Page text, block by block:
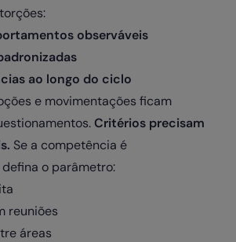
observáveis
ao longo do ciclo
e movimentações ficam
Critérios precisam
Se a competência é
defina o parâmetro:
reuniões
áreas